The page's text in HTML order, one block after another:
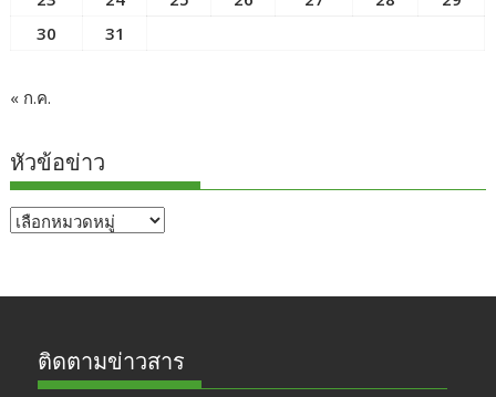
30
31
« ก.ค.
หัวข้อข่าว
หัวข้อ
ติดตามข่าวสาร